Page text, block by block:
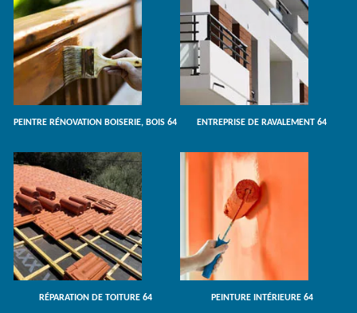
PEINTRE RÉNOVATION BOISERIE, BOIS 64 ENTREPRISE DE RAVALEMENT 64
RÉPARATION DE TOITURE 64 PEINTURE INTÉRIEURE 64